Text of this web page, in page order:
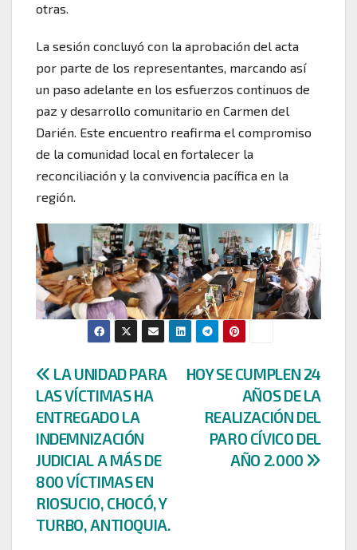
otras.
La sesión concluyó con la aprobación del acta
por parte de los representantes, marcando así
un paso adelante en los esfuerzos continuos de
paz y desarrollo comunitario en Carmen del
Darién. Este encuentro reafirma el compromiso
de la comunidad local en fortalecer la
reconciliación y la convivencia pacífica en la
región.
Navegación
de
entradas
HOY SE CUMPLEN 24
AÑOS DE LA
REALIZACIÓN DEL
PARO CÍVICO DEL
AÑO 2.000
LA UNIDAD PARA
LAS VÍCTIMAS HA
ENTREGADO LA
INDEMNIZACIÓN
JUDICIAL A MÁS DE
800 VÍCTIMAS EN
RIOSUCIO, CHOCÓ, Y
TURBO, ANTIOQUIA.